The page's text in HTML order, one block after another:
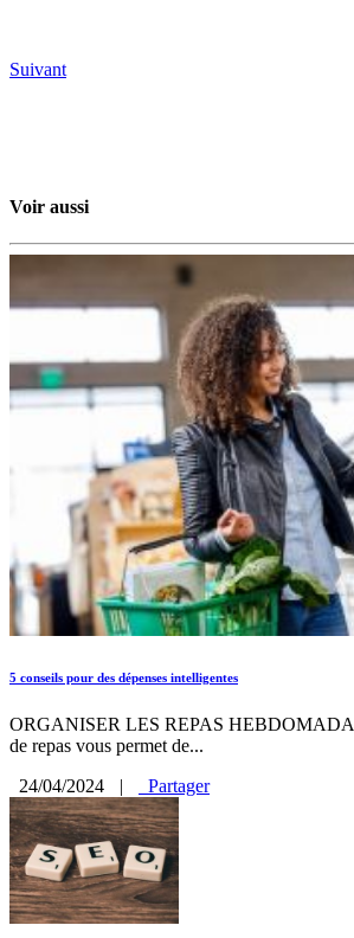
Suivant
Voir aussi
5 conseils pour des dépenses intelligentes
ORGANISER LES REPAS
de repas vous permet de...
24/04/2024
| Partager